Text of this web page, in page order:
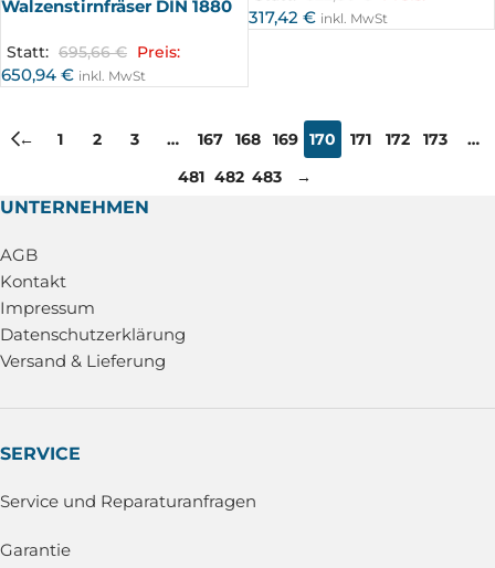
Walzenstirnfräser DIN 1880
Statt: 695,66€ Preis:
650,94 € inkl. MwSt
317,42 € inkl. MwSt
← 1 2 3 … 167 168 169 170 171 172 173
…
481 482 483 →
UNTERNEHMEN
AGB
Kontakt
Impressum
Datenschutzerklärung
Versand & Lieferung
SERVICE
Service und Reparaturanfragen
Garantie